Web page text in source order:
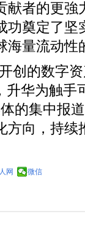
献者的更強
功奠定了坚
海量流动性
创的数字
华为触手
的集中报
方向，持续
网 微信